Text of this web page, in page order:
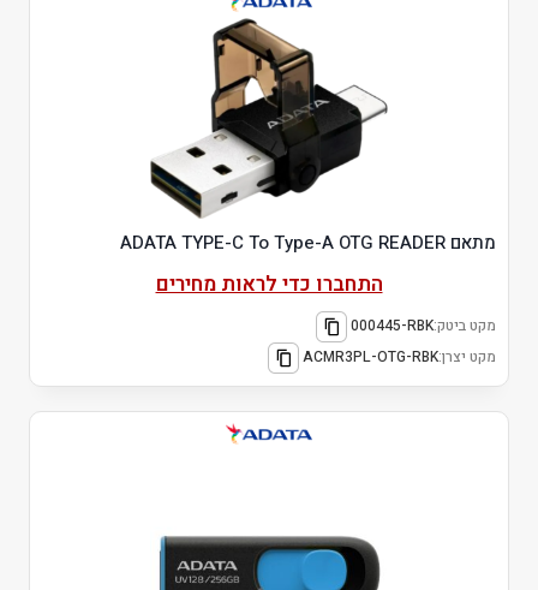
מתאם ADATA TYPE-C To Type-A OTG READER
התחברו כדי לראות מחירים
מקט ביטק:000445-RBK
מקט יצרן:ACMR3PL-OTG-RBK